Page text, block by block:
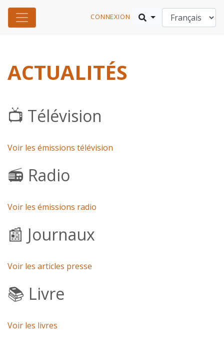
CONNEXION
ACTUALITÉS
📺 Télévision
Voir les émissions télévision
📻 Radio
Voir les émissions radio
📰 Journaux
Voir les articles presse
📚 Livre
Voir les livres